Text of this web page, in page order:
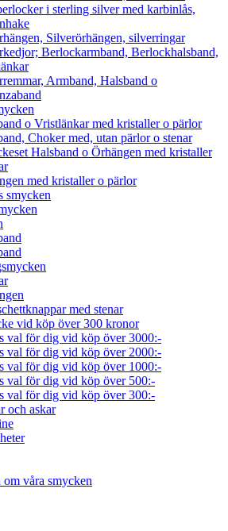
i sterling silver med karbinlås,
Silverörhängen, silverringar
Berlockarmband, Berlockhalsband,
Armband, Halsband o
o Vristlänkar med kristaller o pärlor
Choker med, utan pärlor o stenar
Halsband o Örhängen med kristaller
med kristaller o pärlor
smycken
med stenar
vid köp över 300 kronor
val för dig vid köp över 3000:-
val för dig vid köp över 2000:-
val för dig vid köp över 1000:-
val för dig vid köp över 500:-
val för dig vid köp över 300:-
och askar
våra smycken